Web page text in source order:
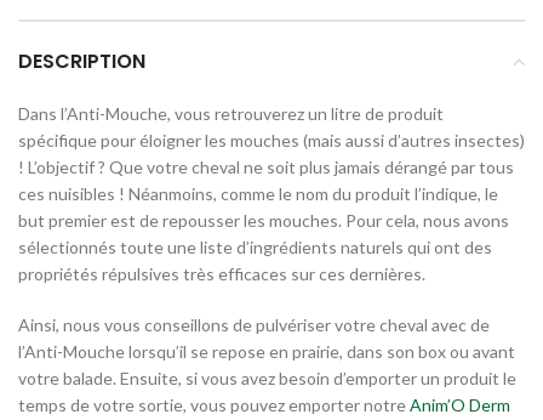
DESCRIPTION
Dans l’Anti-Mouche, vous retrouverez un litre de produit
spécifique pour éloigner les mouches (mais aussi d’autres insectes)
! L’objectif ? Que votre cheval ne soit plus jamais dérangé par tous
ces nuisibles ! Néanmoins, comme le nom du produit l’indique, le
but premier est de repousser les mouches. Pour cela, nous avons
sélectionnés toute une liste d’ingrédients naturels qui ont des
propriétés répulsives très efficaces sur ces dernières.
Ainsi, nous vous conseillons de pulvériser votre cheval avec de
l’Anti-Mouche lorsqu’il se repose en prairie, dans son box ou avant
votre balade. Ensuite, si vous avez besoin d’emporter un produit le
temps de votre sortie, vous pouvez emporter notreAnim’O Derm